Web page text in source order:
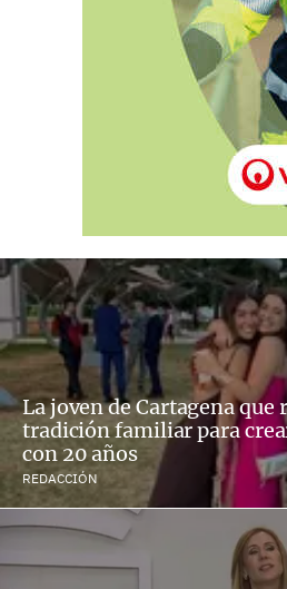
La joven de Cartagena que
tradición familiar para
con 20 años
REDACCIÓN